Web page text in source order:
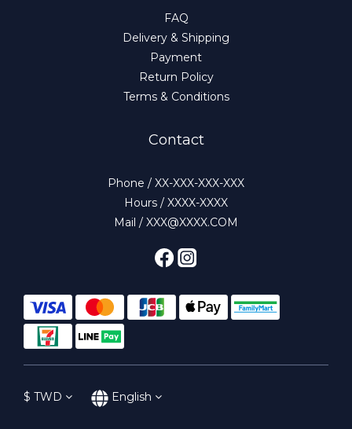
FAQ
Delivery & Shipping
Payment
Return Policy
Terms & Conditions
Contact
Phone / XX-XXX-XXX-XXX
Hours / XXXX-XXXX
Mail / XXX@XXXX.COM
$ TWD English